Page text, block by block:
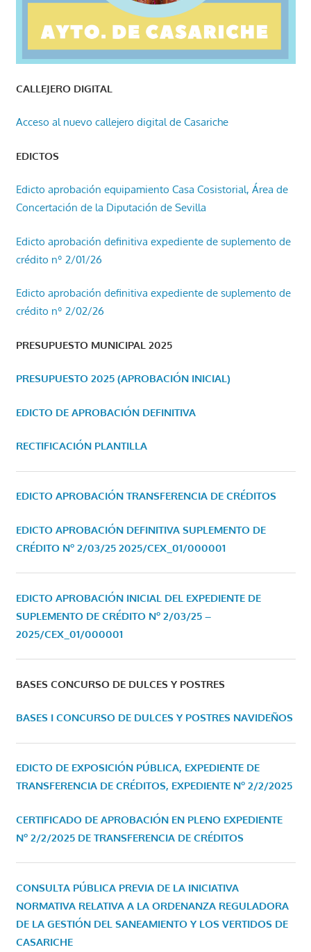
CALLEJERO DIGITAL
Acceso al nuevo callejero digital de Casariche
EDICTOS
Edicto aprobación equipamiento Casa Cosistorial, Área de
Concertación de la Diputación de Sevilla
Edicto aprobación definitiva expediente de suplemento de
crédito nº 2/01/26
Edicto aprobación definitiva expediente de suplemento de
crédito nº 2/02/26
PRESUPUESTO MUNICIPAL 2025
PRESUPUESTO 2025 (APROBACIÓN INICIAL)
EDICTO DE APROBACIÓN DEFINITIVA
RECTIFICACIÓN PLANTILLA
EDICTO APROBACIÓN TRANSFERENCIA DE CRÉDITOS
EDICTO APROBACIÓN DEFINITIVA SUPLEMENTO DE
CRÉDITO Nº 2/03/25 2025/CEX_01/000001
EDICTO APROBACIÓN INICIAL DEL EXPEDIENTE DE
SUPLEMENTO DE CRÉDITO Nº 2/03/25 –
2025/CEX_01/000001
BASES CONCURSO DE DULCES Y POSTRES
BASES I CONCURSO DE DULCES Y POSTRES NAVIDEÑOS
EDICTO DE EXPOSICIÓN PÚBLICA, EXPEDIENTE DE
TRANSFERENCIA DE CRÉDITOS, EXPEDIENTE Nº 2/2/2025
CERTIFICADO DE APROBACIÓN EN PLENO EXPEDIENTE
Nº 2/2/2025 DE TRANSFERENCIA DE CRÉDITOS
CONSULTA PÚBLICA PREVIA DE LA INICIATIVA
NORMATIVA RELATIVA A LA ORDENANZA REGULADORA
DE LA GESTIÓN DEL SANEAMIENTO Y LOS VERTIDOS DE
CASARICHE